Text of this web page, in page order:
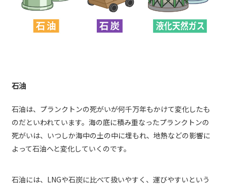
石油
石油は、プランクトンの死がいが何千万年もかけて変化したも
のだといわれています。海の底に積み重なったプランクトンの
死がいは、いつしか海中の土の中に埋もれ、地熱などの影響に
よって石油へと変化していくのです。
石油には、LNGや石炭に比べて扱いやすく、運びやすいという